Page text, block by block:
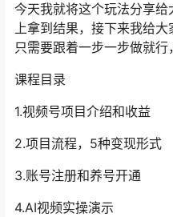
今天我就将这个玩法分享
上拿到结果，接下来我给
只需要跟着一步一步做就行
课程目录
1.视频号项目介绍和收益
2.项目流程，5种变现形式
3.账号注册和养号开通
4.AI视频实操演示